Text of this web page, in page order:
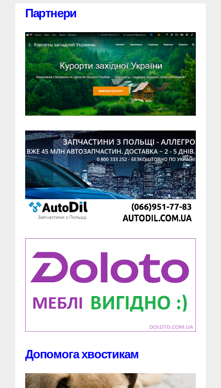
Партнери
Допомога хвостикам